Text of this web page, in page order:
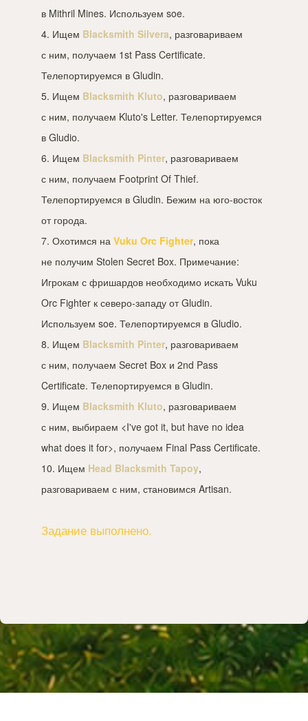
в Mithril Mines. Используем soe.
4. Ищем Blacksmith Silvera, разговариваем
с ним, получаем 1st Pass Certificate.
Телепортируемся в Gludin.
5. Ищем Blacksmith Kluto, разговариваем
с ним, получаем Kluto's Letter. Телепортируемся
в Gludio.
6. Ищем Blacksmith Pinter, разговариваем
с ним, получаем Footprint Of Thief.
Телепортируемся в Gludin. Бежим на юго-восток
от города.
7. Охотимся на Vuku Orc Fighter, пока
не получим Stolen Secret Box. Примечание:
Игрокам с фришардов необходимо искать Vuku
Orc Fighter к северо-западу от Gludin.
Используем soe. Телепортируемся в Gludio.
8. Ищем Blacksmith Pinter, разговариваем
с ним, получаем Secret Box и 2nd Pass
Certificate. Телепортируемся в Gludin.
9. Ищем Blacksmith Kluto, разговариваем
с ним, выбираем <I've got it, but have no idea
what does it for>, получаем Final Pass Certificate.
10. Ищем Head Blacksmith Tapoy,
разговариваем с ним, становимся Artisan.
Задание выполнено.